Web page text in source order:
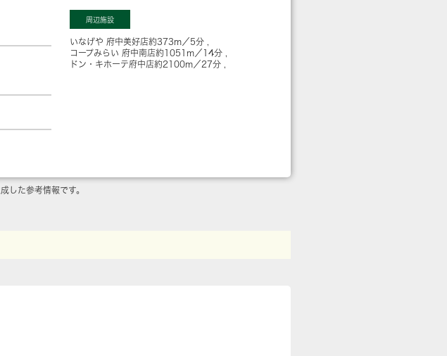
周辺施設
いなげや 府中美好店約373m／5分
コープみらい 府中南店約1051m／14分
ドン・キホーテ府中店約2100m／27分
した参考情報です。